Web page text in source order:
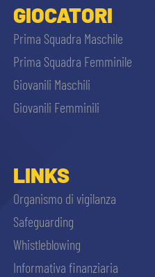
GIOCATORI
Prima Squadra Maschile
Prima Squadra Femminile
Giovanili Maschili
Giovanili Femminili
LINKS
Organismo di vigilanza
Safeguarding
Whistleblowing
Informativa finanziaria